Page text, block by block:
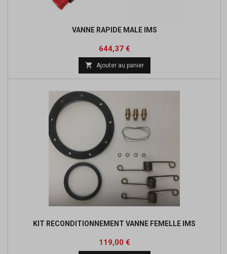
VANNE RAPIDE MALE IMS
Prix
644,37 €Prix
de
base
 Ajouter au panier
KIT RECONDITIONNEMENT VANNE FEMELLE IMS
Prix
119,00 €